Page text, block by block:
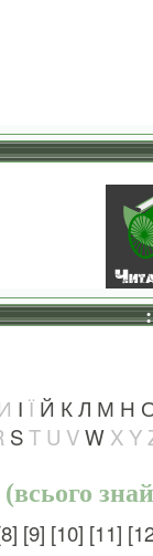
І Ї Й КЛ М Н
ST U VW XY
[9] [10] [11]